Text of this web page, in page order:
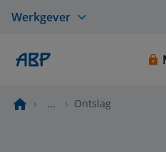
Werkgever
... Ontslag